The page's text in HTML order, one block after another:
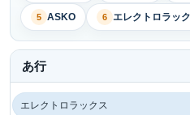
5 ASKO 6 エレクトロラッ
あ行
エレクトロラックス